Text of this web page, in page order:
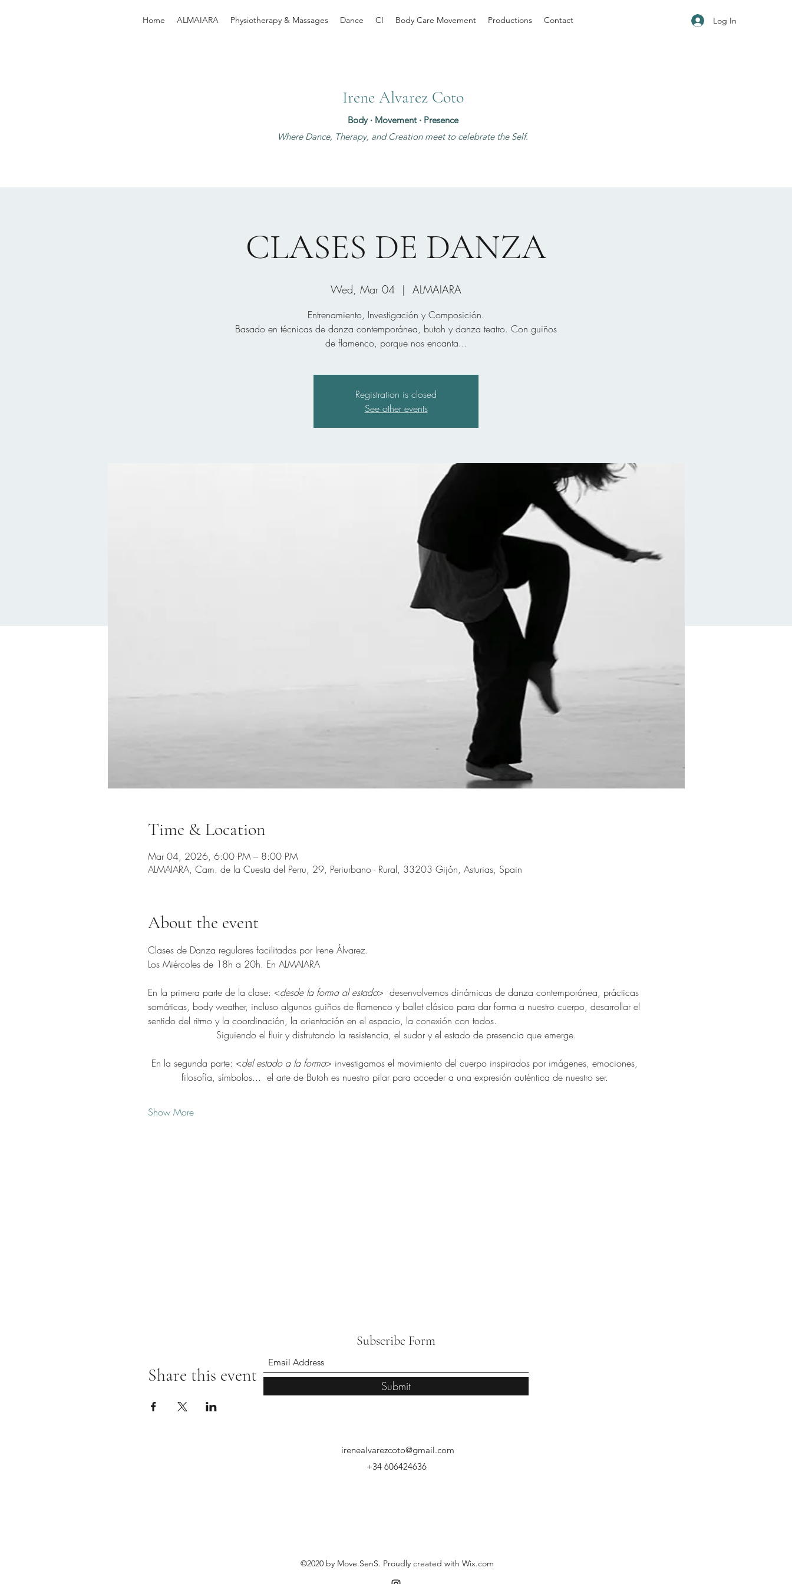
Home ALMAIARA Physiotherapy & Massages Dance CI Body Care Movement Productions Contact Log In
Irene Alvarez Coto
Body · Movement · Presence
Where Dance, Therapy, and Creation meet to celebrate the Self.
CLASES DE DANZA
Wed, Mar 04
  |
ALMAIARA
Entrenamiento, Investigación y Composición.
Basado en técnicas de danza contemporánea, butoh y danza teatro. Con guiños
de flamenco, porque nos encanta...
Registration is closed
See other events
Time & Location
Mar 04, 2026, 6:00 PM – 8:00 PM
ALMAIARA, Cam. de la Cuesta del Perru, 29, Periurbano - Rural, 33203 Gijón, Asturias, Spain
About the event
Clases de Danza regulares facilitadas por Irene Álvarez.
Los Miércoles de 18h a 20h. En ALMAIARA
En la primera parte de la clase: <desde la forma al estado>  desenvolvemos dinámicas de danza contemporánea, prácticas
somáticas, body weather, incluso algunos guiños de flamenco y ballet clásico para dar forma a nuestro cuerpo, desarrollar el
sentido del ritmo y la coordinación, la orientación en el espacio, la conexión con todos.
Siguiendo el fluir y disfrutando la resistencia, el sudor y el estado de presencia que emerge.
En la segunda parte: <del estado a la forma> investigamos el movimiento del cuerpo inspirados por imágenes, emociones,
filosofía, símbolos...  el arte de Butoh es nuestro pilar para acceder a una expresión auténtica de nuestro ser.
Show More
Share this event
Subscribe Form
Submit
irenealvarezcoto@gmail.com
+34 606424636
©2020 by Move.SenS. Proudly created with Wix.com